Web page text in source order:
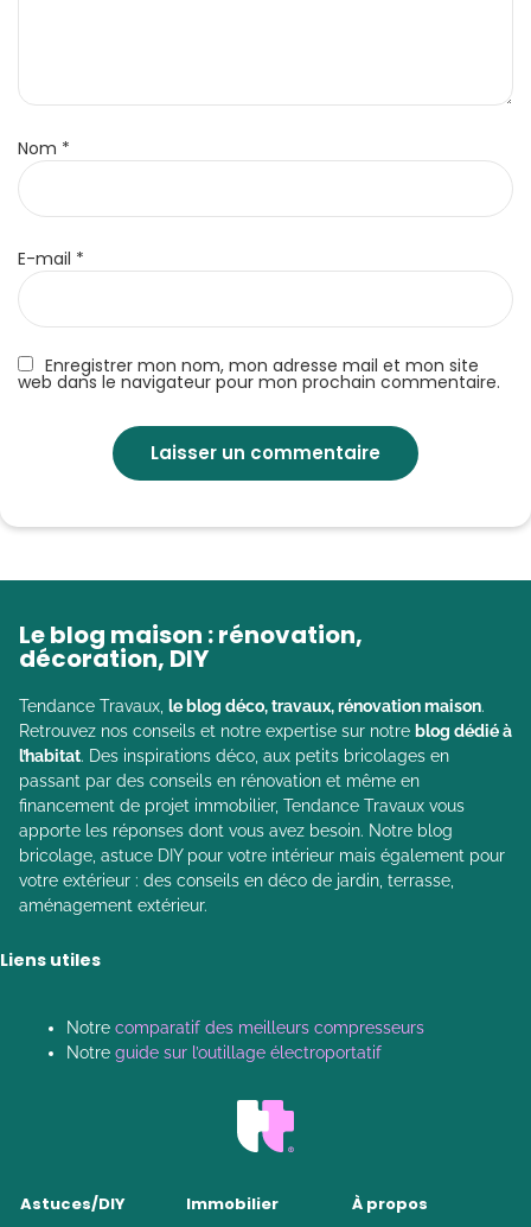
Enregistrer mon nom, mon adresse mail et mon site
web dans le navigateur pour mon prochain commentaire.
Nom *
E-mail *
Le blog maison : rénovation,
décoration, DIY
Tendance Travaux, le blog déco, travaux, rénovation maison.
Retrouvez nos conseils et notre expertise sur notre blog dédié à
l’habitat. Des inspirations déco, aux petits bricolages en
passant par des conseils en rénovation et même en
financement de projet immobilier, Tendance Travaux vous
apporte les réponses dont vous avez besoin. Notre blog
bricolage, astuce DIY pour votre intérieur mais également pour
votre extérieur : des conseils en déco de jardin, terrasse,
aménagement extérieur.
Liens utiles
Notre comparatif des meilleurs compresseurs
Notre guide sur l’outillage électroportatif
Astuces/DIY Immobilier À propos